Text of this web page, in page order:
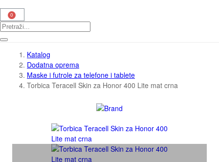
Katalog
Dodatna oprema
Maske i futrole za telefone i tablete
Torbica Teracell Skin za Honor 400 Lite mat crna